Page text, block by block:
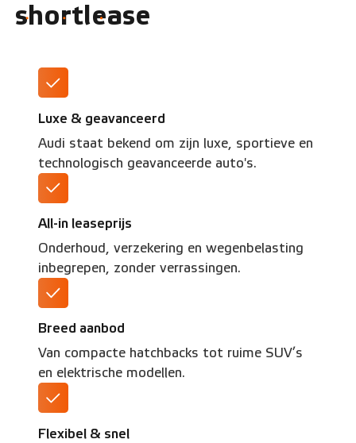
shortlease
Luxe & geavanceerd
Audi staat bekend om zijn luxe, sportieve en
technologisch geavanceerde auto's.
All-in leaseprijs
Onderhoud, verzekering en wegenbelasting
inbegrepen, zonder verrassingen.
Breed aanbod
Van compacte hatchbacks tot ruime SUV’s
en elektrische modellen.
Flexibel & snel